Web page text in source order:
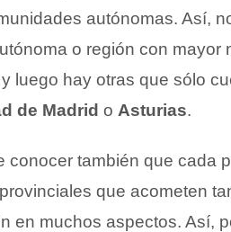
autónomas. Así,
o región con mayor
luego hay otras que sólo
de Madrid o Asturias.
conocer también que cada
que acometen
en muchos aspectos. Así,